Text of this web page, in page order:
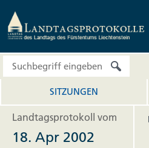
SITZUNGEN
Landtagsprotokoll vom
18. Apr 2002